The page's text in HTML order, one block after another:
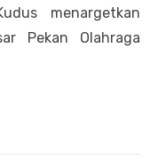
menargetkan
Pekan Olahraga